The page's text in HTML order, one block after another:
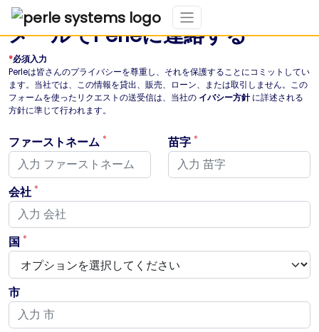
メールでPerleに連絡する
*必須入力
Perleは皆さんのプライバシーを尊重し、それを保護することにコミットしてい
ます。当社では、この情報を貸出、販売、ローン、または取引しません。この
フォームを使ったリクエストの送受信は、当社の イバシー方針に詳述される
方針に準じて行われます。
ファーストネーム * 苗字 *
会社 *
国 *
市